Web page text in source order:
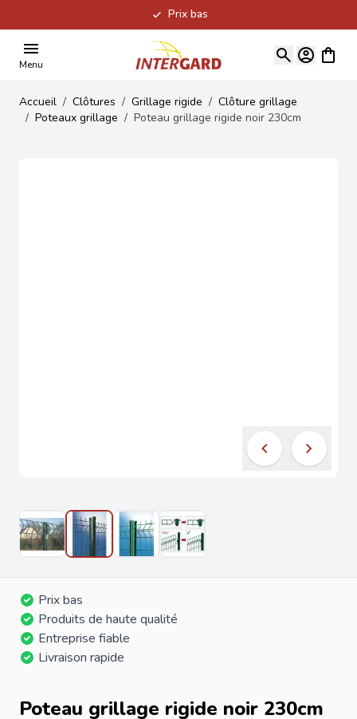
Prix bas
Menu
Voir
Accueil / Clôtures / Grillage rigide / Clôture grillage
/ Poteaux grillage / Poteau grillage rigide noir 230cm
Prix bas
Produits de haute qualité
Entreprise fiable
Livraison rapide
Poteau grillage rigide noir 230cm